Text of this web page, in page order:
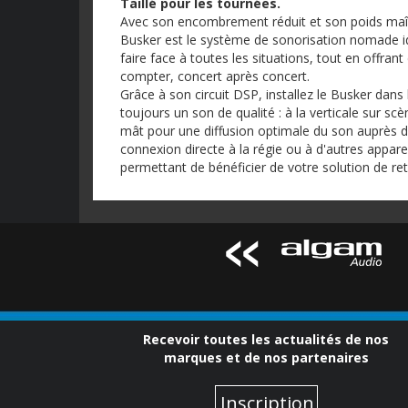
Avec son encombrement réduit et son poids
Busker est le système de sonorisation nomade
faire face à toutes les situations, tout en
compter, concert après concert.
Grâce à son circuit DSP, installez le Busker
toujours un son de qualité : à la verticale sur
mât pour une diffusion optimale du son auprès
connexion directe à la régie ou à d'autres
permettant de bénéficier de votre solution de
Recevoir toutes les actualités de nos
marques et de nos partenaires
Inscription